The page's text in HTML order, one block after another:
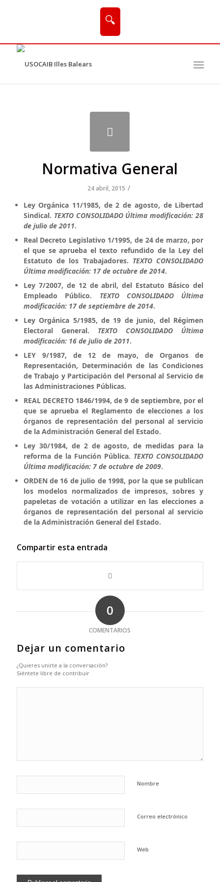
🔍
Normativa General
24 abril, 2015 /
Ley Orgánica 11/1985, de 2 de agosto, de Libertad
Sindical. TEXTO CONSOLIDADO Última modificación: 28
de julio de 2011.
Real Decreto Legislativo 1/1995, de 24 de marzo, por
el que se aprueba el texto refundido de la Ley del
Estatuto de los Trabajadores. TEXTO CONSOLIDADO
Última modificación: 17 de octubre de 2014.
Ley 7/2007, de 12 de abril, del Estatuto Básico del
Empleado Público. TEXTO CONSOLIDADO Última
modificación: 17 de septiembre de 2014.
Ley Orgánica 5/1985, de 19 de junio, del Régimen
Electoral General. TEXTO CONSOLIDADO Última
modificación: 16 de julio de 2011.
LEY 9/1987, de 12 de mayo, de Organos de
Representación, Determinación de las Condiciones
de Trabajo y Participación del Personal al Servicio de
las Administraciones Públicas.
REAL DECRETO 1846/1994, de 9 de septiembre, por el
que se aprueba el Reglamento de elecciones a los
órganos de representación del personal al servicio
de la Administración General del Estado.
Ley 30/1984, de 2 de agosto, de medidas para la
reforma de la Función Pública. TEXTO CONSOLIDADO
Última modificación: 7 de octubre de 2009.
ORDEN de 16 de julio de 1998, por la que se publican
los modelos normalizados de impresos, sobres y
papeletas de votación a utilizar en las elecciones a
órganos de representación del personal al servicio
de la Administración General del Estado.
Compartir esta entrada
0
COMENTARIOS
Dejar un comentario
¿Quieres unirte a la conversación?
Siéntete libre de contribuir
Nombre
Correo electrónico
Web